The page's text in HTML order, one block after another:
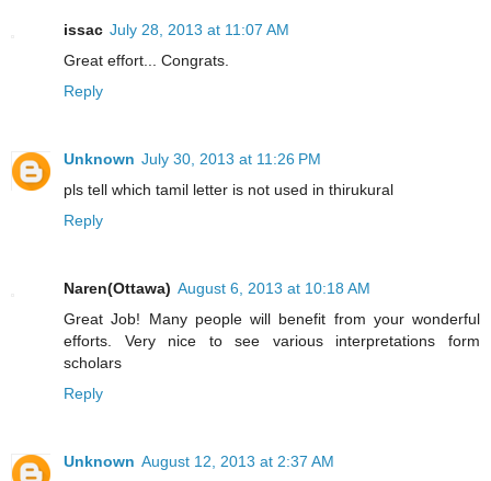
issac July 28, 2013 at 11:07 AM
Great effort... Congrats.
Reply
Unknown July 30, 2013 at 11:26 PM
pls tell which tamil letter is not used in thirukural
Reply
Naren(Ottawa) August 6, 2013 at 10:18 AM
Great Job! Many people will benefit from your wonderful
efforts. Very nice to see various interpretations form
scholars
Reply
Unknown August 12, 2013 at 2:37 AM